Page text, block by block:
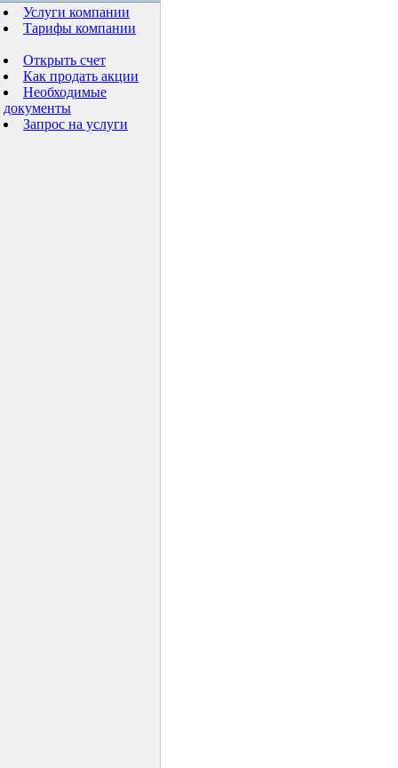
Услуги компании
Тарифы компании
Открыть счет
Как продать акции
Необходимые
документы
Запрос на услуги